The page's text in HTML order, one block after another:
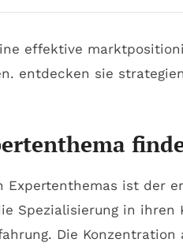
Expertenthemas ist der
Spezialisierung in
Die